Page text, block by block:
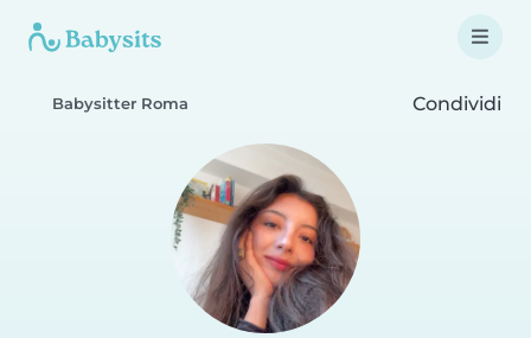
Babysitter Roma Condividi